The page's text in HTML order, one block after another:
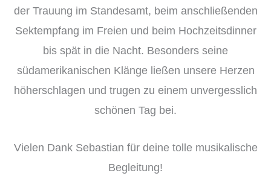
der Trauung im Standesamt, beim anschließenden
Sektempfang im Freien und beim Hochzeitsdinner
bis spät in die Nacht. Besonders seine
südamerikanischen Klänge ließen unsere Herzen
höherschlagen und trugen zu einem unvergesslich
schönen Tag bei.
Vielen Dank Sebastian für deine tolle musikalische
Begleitung!